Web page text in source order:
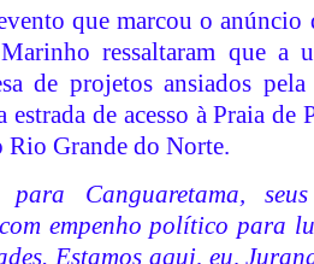
que marcou o anúncio
ressaltaram que a
de projetos ansiados
estrada de acesso à Praia de
Grande do Norte.
para Canguaretama,
empenho político para
Estamos aqui, eu,